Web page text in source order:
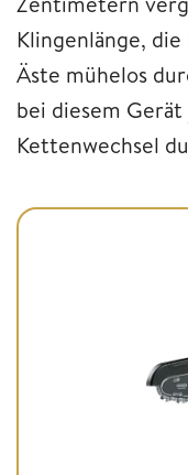
Klingenlänge,
Äste mühelos
bei diesem
Kettenwechsel